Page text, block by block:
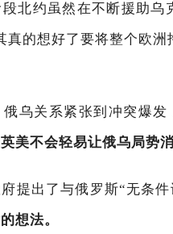
北约虽然在不断援助
真的想好了要将整个欧洲
乌关系紧张到冲突爆
美不会轻易让俄乌局势
提出了与俄罗斯“无条件
想法。